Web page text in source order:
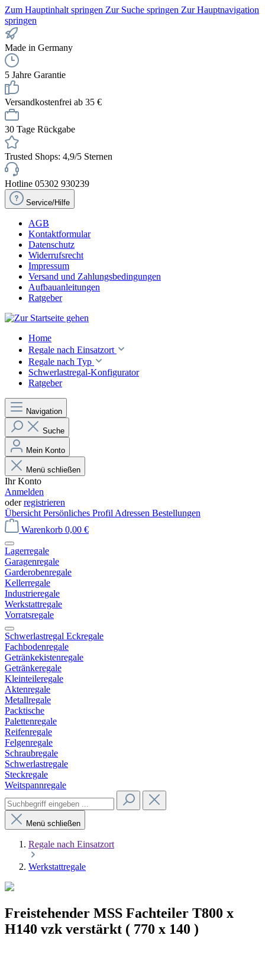
Zum Hauptinhalt springen Zur Suche springen Zur Hauptnavigation
springen
Made in Germany
5 Jahre Garantie
Versandkostenfrei ab 35 €
30 Tage Rückgabe
Trusted Shops: 4,9/5 Sternen
Hotline 05302 930239
Service/Hilfe
AGB
Kontaktformular
Datenschutz
Widerrufsrecht
Impressum
Versand und Zahlungsbedingungen
Aufbauanleitungen
Ratgeber
Home
Regale nach Einsatzort
Regale nach Typ
Schwerlastregal-Konfigurator
Ratgeber
Navigation
Suche
Mein Konto
Menü schließen
Ihr Konto
Anmelden
oderregistrieren
Übersicht Persönliches Profil Adressen Bestellungen
Warenkorb 0,00 €
Lagerregale
Garagenregale
Garderobenregale
Kellerregale
Industrieregale
Werkstattregale
Vorratsregale
Schwerlastregal Eckregale
Fachbodenregale
Getränkekistenregale
Getränkeregale
Kleinteileregale
Aktenregale
Metallregale
Packtische
Palettenregale
Reifenregale
Felgenregale
Schraubregale
Schwerlastregale
Steckregale
Weitspannregale
Menü schließen
Regale nach Einsatzort
Werkstattregale
Freistehender MSS Fachteiler T800 x
H140 vzk verstärkt ( 770 x 140 )